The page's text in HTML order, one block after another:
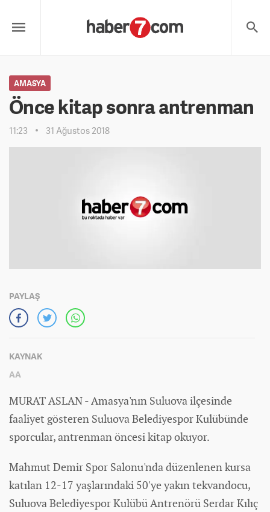
AMASYA
Önce kitap sonra antrenman
11:23 31 Ağustos 2018
PAYLAŞ
KAYNAK
AA
MURAT ASLAN - Amasya'nın Suluova ilçesinde
faaliyet gösteren Suluova Belediyespor Kulübünde
sporcular, antrenman öncesi kitap okuyor.
Mahmut Demir Spor Salonu'nda düzenlenen kursa
katılan 12-17 yaşlarındaki 50'ye yakın tekvandocu,
Suluova Belediyespor Kulübü Antrenörü Serdar Kılıç